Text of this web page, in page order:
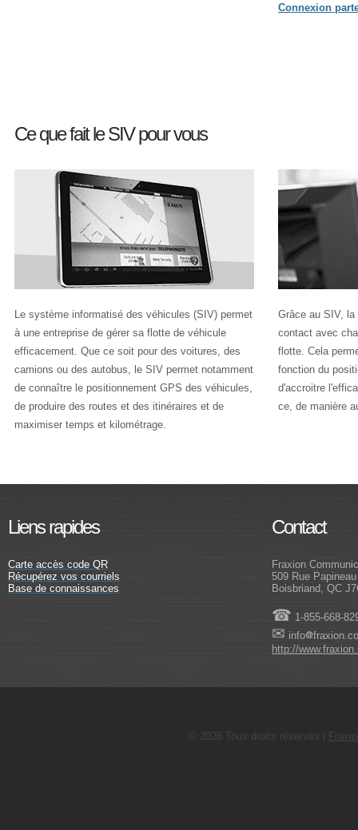
Connexion
Ce que fait le SIV pour vous
Le système informatisé des véhicules (SIV) permet
à une entreprise de gérer sa flotte de véhicule
efficacement. Que ce soit pour des voitures, des
camions ou des autobus, le SIV permet notamment
de connaître le positionnement GPS des véhicules,
de produire des routes et des itinéraires et de
maximiser temps et kilométrage.
Grâce au SIV,
contact avec
flotte. Cela
fonction du
d'accroitre
ce, de manière
Liens rapides
Carte accès code QR
Récupérez vos courriels
Base de connaissances
Contact
Fraxion
509 Rue Papineau
Boisbriand, QC
☎ 1-855-668-
✉ info
http://
2026 Tous droits réservés |